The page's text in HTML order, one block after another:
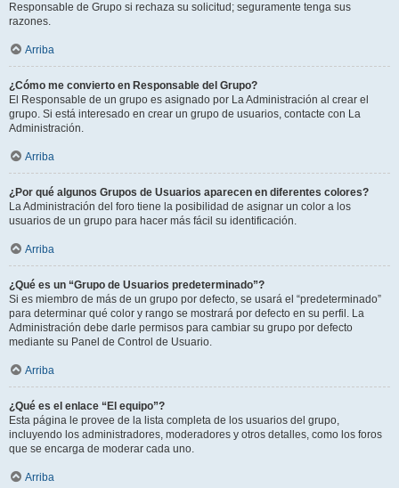
Responsable de Grupo si rechaza su solicitud; seguramente tenga sus
razones.
Arriba
¿Cómo me convierto en Responsable del Grupo?
El Responsable de un grupo es asignado por La Administración al crear el
grupo. Si está interesado en crear un grupo de usuarios, contacte con La
Administración.
Arriba
¿Por qué algunos Grupos de Usuarios aparecen en diferentes colores?
La Administración del foro tiene la posibilidad de asignar un color a los
usuarios de un grupo para hacer más fácil su identificación.
Arriba
¿Qué es un “Grupo de Usuarios predeterminado”?
Si es miembro de más de un grupo por defecto, se usará el “predeterminado”
para determinar qué color y rango se mostrará por defecto en su perfil. La
Administración debe darle permisos para cambiar su grupo por defecto
mediante su Panel de Control de Usuario.
Arriba
¿Qué es el enlace “El equipo”?
Esta página le provee de la lista completa de los usuarios del grupo,
incluyendo los administradores, moderadores y otros detalles, como los foros
que se encarga de moderar cada uno.
Arriba